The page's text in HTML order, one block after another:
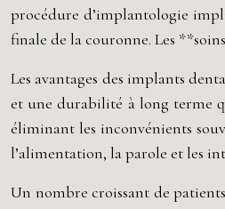
procédure d’implantologie
finale de la couronne. Les
Les avantages des implants
et une durabilité à long terme
éliminant les inconvénients
l’alimentation, la parole et les
Un nombre croissant de